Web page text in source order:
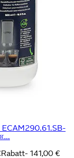
Rabatt- 141,00 €